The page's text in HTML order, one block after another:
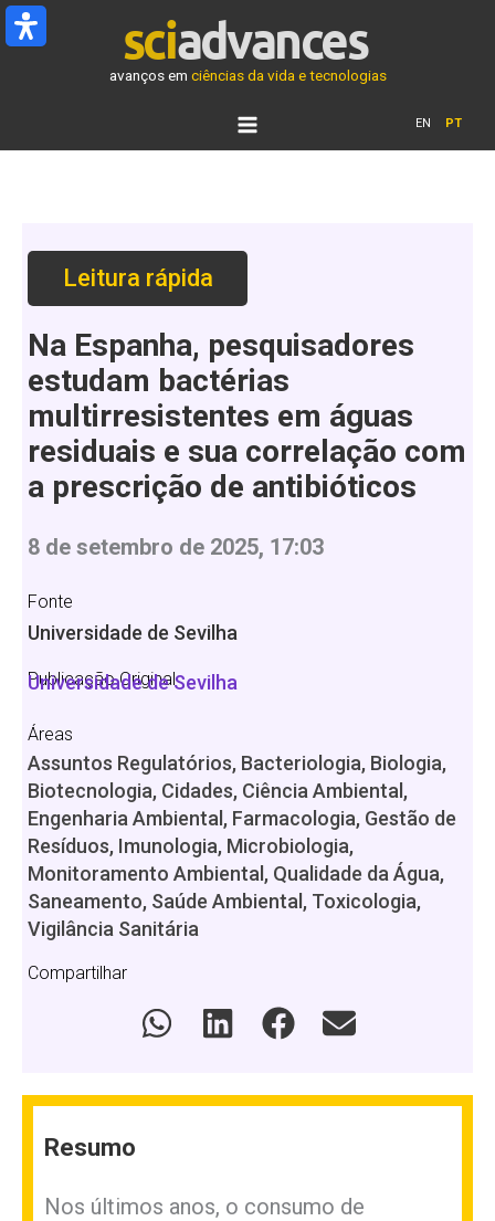
Ir
para
avanços em ciências da vida e tecnologias
EN PT
Leitura rápida
Na Espanha, pesquisadores
estudam bactérias
multirresistentes em águas
residuais e sua correlação com
a prescrição de antibióticos
8 de setembro de 2025, 17:03
Fonte
Universidade de Sevilha
Publicação Original
Universidade de Sevilha
Áreas
Assuntos Regulatórios, Bacteriologia, Biologia,
Biotecnologia, Cidades, Ciência Ambiental,
Engenharia Ambiental, Farmacologia, Gestão de
Resíduos, Imunologia, Microbiologia,
Monitoramento Ambiental, Qualidade da Água,
Saneamento, Saúde Ambiental, Toxicologia,
Vigilância Sanitária
Compartilhar
Resumo
Nos últimos anos, o consumo de